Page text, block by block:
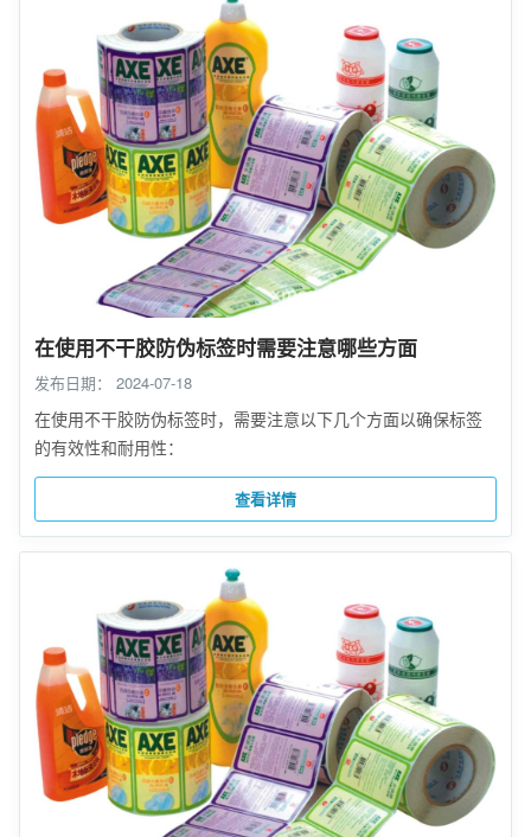
在使用不干胶防伪标签时需要注意哪些方面
发布日期： 2024-07-18
在使用不干胶防伪标签时，需要注意以下几个方面以确保标签
的有效性和耐用性：
查看详情